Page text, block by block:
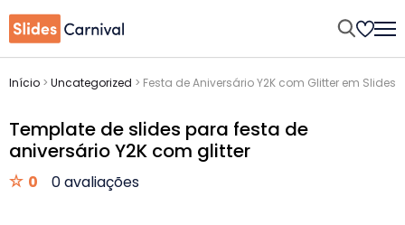
Início > Uncategorized > Festa de Aniversário Y2K com Glitter em Slides
Template de slides para festa de
aniversário Y2K com glitter
0 0 avaliações